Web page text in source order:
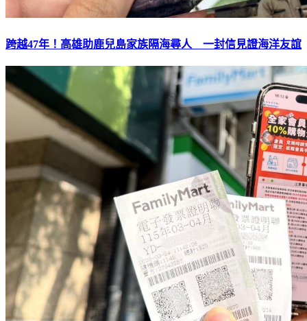
跨越47年！高雄助鹿兒島家族隔海尋人 一封信見證海洋友誼